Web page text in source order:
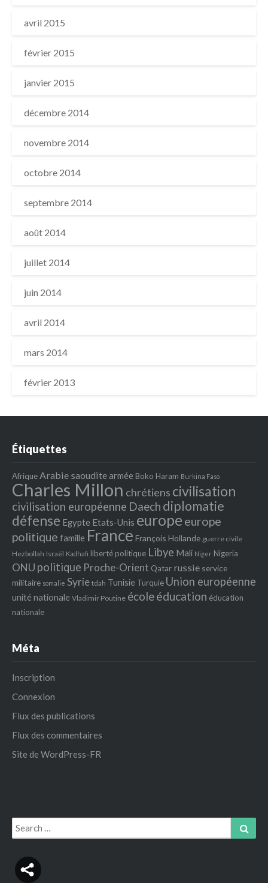
avril 2015
février 2015
janvier 2015
décembre 2014
novembre 2014
octobre 2014
septembre 2014
août 2014
juillet 2014
juin 2014
avril 2014
mars 2014
février 2013
Étiquettes
AfriqueArabie saoudite armée Boko Haram Burkina Faso
Charles Millon chrétiens civilisation
civilisation européenne Daech diplomatie
défense Egypte Etats‐Unis europeeurope
politique famille France François Hollande guerre civile
Hezbollah Israël Kadhafi liberté politique Libye Mali Niger Nigeria
ONU politique Proche-Orient Qatar russie service
militaire somalie Syrie tdah Tunisie Turquie Union européenne
unité nationale Vladimir Poutine écoleéducation éducation
nationale
Méta
Inscription
Connexion
Flux des publications
Flux des commentaires
Site de WordPress-FR
Search
for: